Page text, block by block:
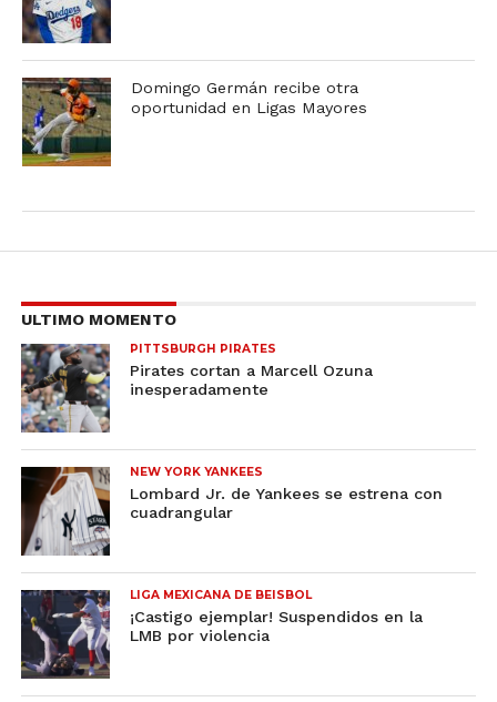
Domingo Germán recibe otra
oportunidad en Ligas Mayores
ULTIMO MOMENTO
PITTSBURGH PIRATES
Pirates cortan a Marcell Ozuna
inesperadamente
NEW YORK YANKEES
Lombard Jr. de Yankees se estrena con
cuadrangular
LIGA MEXICANA DE BEISBOL
¡Castigo ejemplar! Suspendidos en la
LMB por violencia